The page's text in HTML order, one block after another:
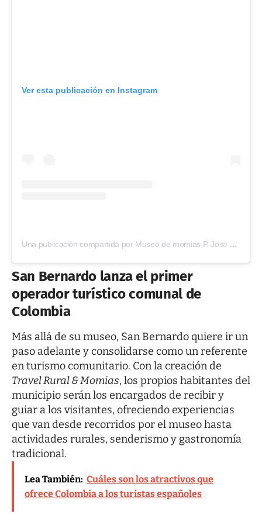
Ver esta publicación en Instagram
Una publicación compartida por Museo de momias P. José Arquímdes Castro (@museosanbernardo)
San Bernardo lanza el primer
operador turístico comunal de
Colombia
Más allá de su museo, San Bernardo quiere ir un
paso adelante y consolidarse como un referente
en turismo comunitario. Con la creación de
Travel Rural & Momias, los propios habitantes del
municipio serán los encargados de recibir y
guiar a los visitantes, ofreciendo experiencias
que van desde recorridos por el museo hasta
actividades rurales, senderismo y gastronomía
tradicional.
Lea También: Cuáles son los atractivos que
ofrece Colombia a los turistas españoles